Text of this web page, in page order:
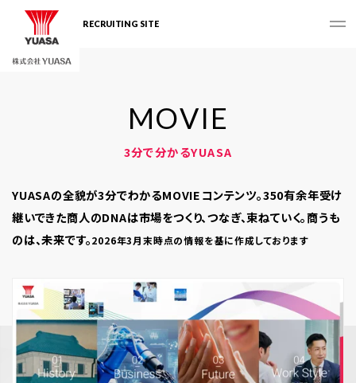
RECRUITING SITE
MOVIE
3分で分かるYUASA
YUASAの全貌が3分でわかるMOVIEコンテンツ。350有余年受け
継いできた商人のDNAは市場をつくり、つなぎ、束ねていく。商うも
のは、未来です。2026年3月末時点の情報を基に作成しております